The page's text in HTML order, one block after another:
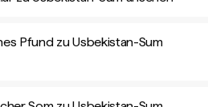
Pfund zu Usbekistan-Sum